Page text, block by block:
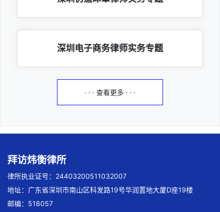
深圳电子商务律师实务专题
· · · 查看更多 · · ·
拜访炜衡律所
律所执业证号：24403200511032007
地址：广东省深圳市南山区科发路19号华润置地大厦D座19楼
邮编：518057